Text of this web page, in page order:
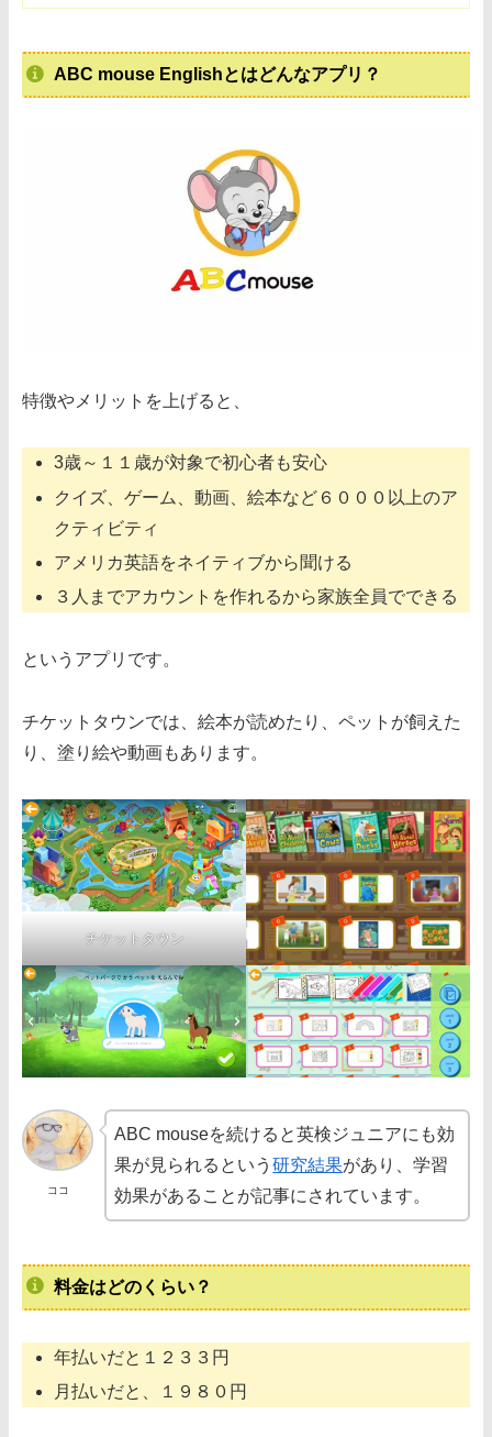
ABC mouse Englishとはどんなアプリ？
特徴やメリットを上げると、
3歳～１１歳が対象で初心者も安心
クイズ、ゲーム、動画、絵本など６０００以上のア
クティビティ
アメリカ英語をネイティブから聞ける
３人までアカウントを作れるから家族全員でできる
というアプリです。
チケットタウンでは、絵本が読めたり、ペットが飼えた
り、塗り絵や動画もあります。
チケットタウン
ココ
ABC mouseを続けると英検ジュニアにも効
果が見られるという研究結果があり、学習
効果があることが記事にされています。
料金はどのくらい？
年払いだと１２３３円
月払いだと、１９８０円